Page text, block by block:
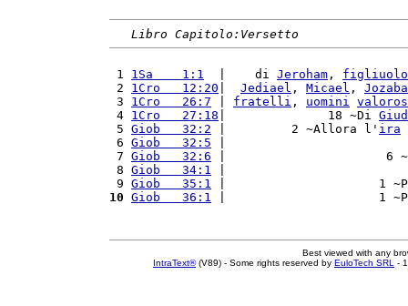
Libro Capitolo:Versetto
1 1Sa    1:1
  |    di
Jeroham , figliuolo
2 1Cro   12:20 Jediael , Micael ,
3 1Cro   26:7 fratelli , uomini
4 1Cro   27:18 |              18 ~Di
5 Giob   32:2 |         2 ~Allora l' ira
6 Giob   32:5
7 Giob   32:6 |                      6
8 Giob   34:1
9 Giob   35:1 |                     1
10 Giob   36:1 |                     1
Best viewed with any
IntraText®(V89) - Some rights reserved by EuloTech SRL -